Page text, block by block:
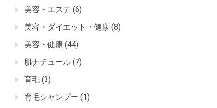
美容・エステ (6)
美容・ダイエット・健康 (8)
美容・健康 (44)
肌ナチュール (7)
育毛 (3)
育毛シャンプー (1)